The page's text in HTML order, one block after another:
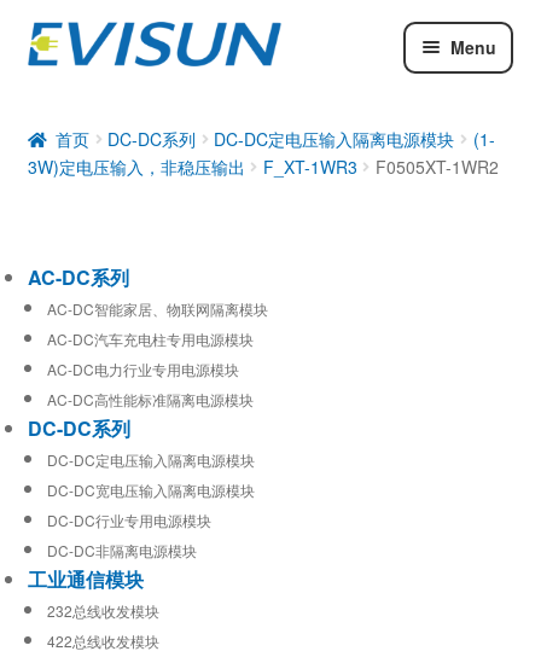
Menu
DC-DC系列
工业通信模块
首页 DC-DC系列 DC-DC定电压输入隔离电源模块
(1-
3W)定电压输入，非稳压输出
F_XT-1WR3 F0505XT-1WR2
AC-DC系列
AC-DC智能家居、物联网隔离模块
AC-DC汽车充电柱专用电源模块
AC-DC电力行业专用电源模块
AC-DC高性能标准隔离电源模块
DC-DC系列
DC-DC定电压输入隔离电源模块
DC-DC宽电压输入隔离电源模块
DC-DC行业专用电源模块
DC-DC非隔离电源模块
工业通信模块
232总线收发模块
422总线收发模块